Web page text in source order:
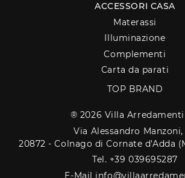
ACCESSORI CASA
Materassi
Illuminazione
Complementi
Carta da parati
TOP BRAND
® 2026 Villa
Via Alessandro Manzoni,
20872 - Colnago di Cornate d'Adda
Tel. +39 039695287
E-Mail